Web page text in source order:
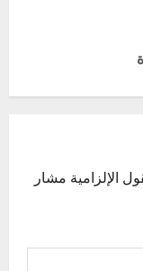
الإلزامية مشار